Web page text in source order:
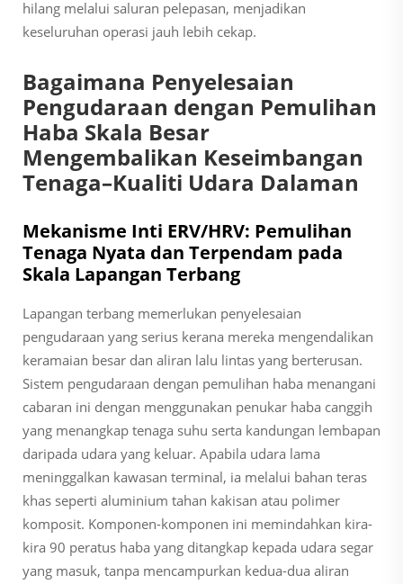
hilang melalui saluran pelepasan, menjadikan
keseluruhan operasi jauh lebih cekap.
Bagaimana Penyelesaian
Pengudaraan dengan Pemulihan
Haba Skala Besar
Mengembalikan Keseimbangan
Tenaga–Kualiti Udara Dalaman
Mekanisme Inti ERV/HRV: Pemulihan
Tenaga Nyata dan Terpendam pada
Skala Lapangan Terbang
Lapangan terbang memerlukan penyelesaian
pengudaraan yang serius kerana mereka mengendalikan
keramaian besar dan aliran lalu lintas yang berterusan.
Sistem pengudaraan dengan pemulihan haba menangani
cabaran ini dengan menggunakan penukar haba canggih
yang menangkap tenaga suhu serta kandungan lembapan
daripada udara yang keluar. Apabila udara lama
meninggalkan kawasan terminal, ia melalui bahan teras
khas seperti aluminium tahan kakisan atau polimer
komposit. Komponen-komponen ini memindahkan kira-
kira 90 peratus haba yang ditangkap kepada udara segar
yang masuk, tanpa mencampurkan kedua-dua aliran